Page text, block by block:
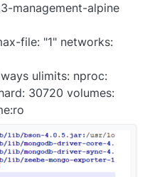
management-alpine
file: "1" networks:
ulimits: nproc:
30720 volumes: